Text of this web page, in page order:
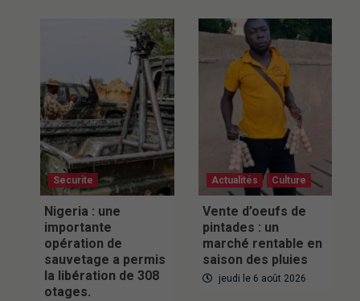
Securite
Nigeria : une
importante
opération de
sauvetage a permis
la libération de 308
otages.
Actualités Culture
Vente d’oeufs de
pintades : un
marché rentable en
saison des pluies
jeudi le 6 août 2026